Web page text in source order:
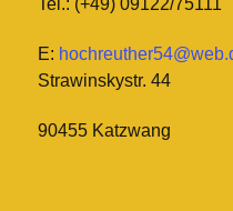
Tel.: (+49) 09122/75111
E:
Strawinskystr. 44
90455 Katzwang